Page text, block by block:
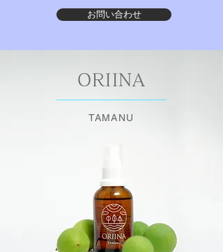
お問い合わせ
ORIINA
TAMANU